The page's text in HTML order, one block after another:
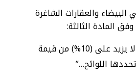
والعقارات الشاغرة
المادة الثالثة:
“يُفرض رسم سنوي لا يزيد على (10%) من قيمة
اللوائح…”